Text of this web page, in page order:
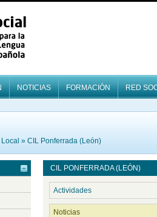
NOTICIAS FORMACIÓN RED
» CIL Ponferrada (León)
CIL PONFERRADA (LEÓN)
Actividades
Noticias